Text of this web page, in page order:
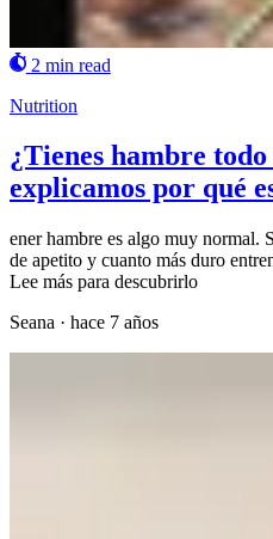
2 min read
Nutrition
¿Tienes hambre
explicamos por qué
ener hambre es algo muy normal.
de apetito y cuanto más duro
Lee más para descubrirlo
Seana · hace 7 años